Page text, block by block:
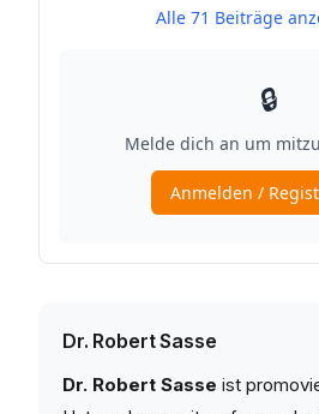
Dr. Robert Sasse
Dr. Robert Sasse ist